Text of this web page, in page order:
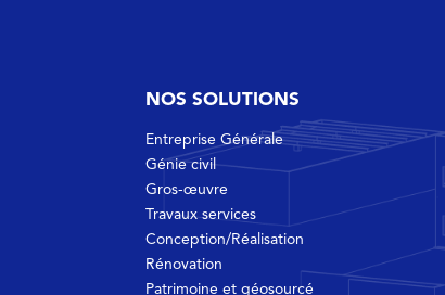
NOS SOLUTIONS
Entreprise Générale
Génie civil
Gros-œuvre
Travaux services
Conception/Réalisation
Rénovation
Patrimoine et géosourcé